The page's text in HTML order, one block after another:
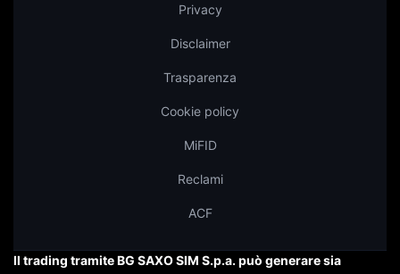
Privacy
Disclaimer
Trasparenza
Cookie policy
MiFID
Reclami
ACF
Il trading tramite BG SAXO SIM S.p.a. può generare sia